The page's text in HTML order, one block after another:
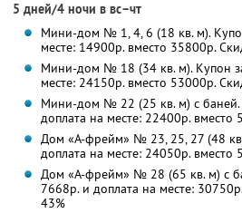
5 дней/4 ночи в вс–чт
Мини-дом № 1, 4, 6 (18 кв. м).
месте: 14900р. вместо 35800р.
Мини-дом № 18 (34 кв. м). Купон
месте: 24150р. вместо 53000р.
Мини-дом № 22 (25 кв. м) с баней.
доплата на месте: 22400р. вместо
Дом «А-фрейм» № 23, 25, 27 (48
доплата на месте: 24050р. вместо
Дом «А-фрейм» № 28 (65 кв. м) с
7668р. и доплата на месте:
43%